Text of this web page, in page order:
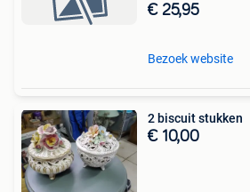
€ 25,95
Bezoek website
2 biscuit stukken
€ 10,00